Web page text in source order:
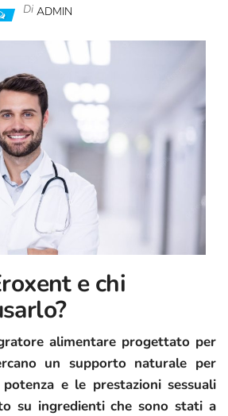
Di ADMIN
e chi
alimentare progettato per
un supporto naturale per
e le prestazioni sessuali
su ingredienti che sono stati a